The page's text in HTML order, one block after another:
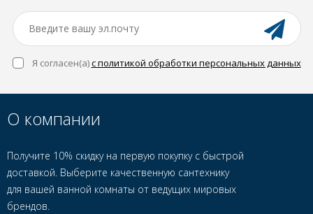
Я согласен(a)с политикой обработки персональных данных
О компании
Получите 10% скидку на первую покупку с быстрой
доставкой. Выберите качественную сантехнику
для вашей ванной комнаты от ведущих мировых
брендов.